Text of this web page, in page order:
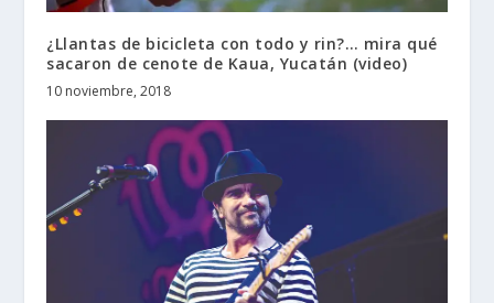
¿Llantas de bicicleta con todo y rin?… mira qué
sacaron de cenote de Kaua, Yucatán (video)
10 noviembre, 2018